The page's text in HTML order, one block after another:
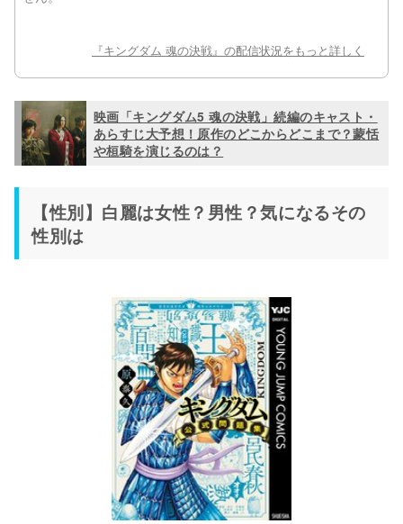
映画「キングダム5 魂の決戦」続編のキャスト・
あらすじ大予想！原作のどこからどこまで？蒙恬
や桓騎を演じるのは？
【性別】白麗は女性？男性？気になるその
性別は